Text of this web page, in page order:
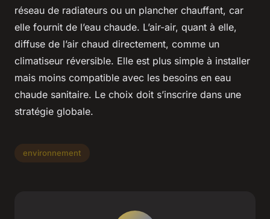
réseau de radiateurs ou un plancher chauffant, car
elle fournit de l’eau chaude. L’air-air, quant à elle,
diffuse de l’air chaud directement, comme un
climatiseur réversible. Elle est plus simple à installer
mais moins compatible avec les besoins en eau
chaude sanitaire. Le choix doit s’inscrire dans une
stratégie globale.
environnement